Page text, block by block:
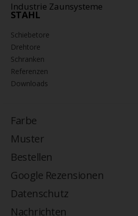
Industrie Zaunsysteme
STAHL
Schiebetore
Drehtore
Schranken
Referenzen
Downloads
Farbe
Muster
Bestellen
Google Rezensionen
Datenschutz
Nachrichten